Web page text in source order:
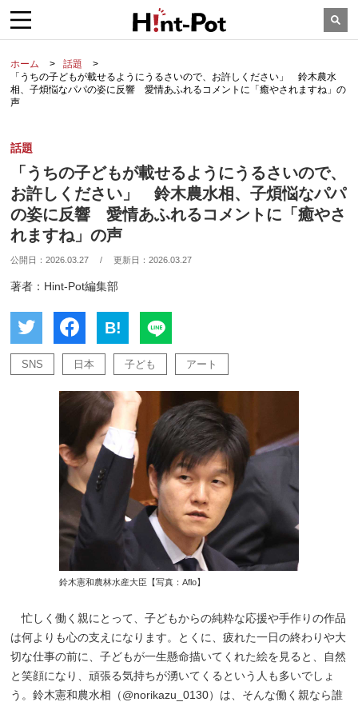
ホーム
話題
「うちの子どもが載せるようにうるさいので、お許しください」 鈴木農水
相、子煩悩なパパの姿に反響 愛情あふれるコメントに「癒やされますね」の
声
話題
「うちの子どもが載せるようにうるさいので、
お許しください」 鈴木農水相、子煩悩なパパ
の姿に反響 愛情あふれるコメントに「癒やさ
れますね」の声
公開日：2026.03.27 / 更新日：2026.03.27
著者：Hint-Pot編集部
B!
SNS 日本 子ども アート
鈴木憲和農林水産大臣【写真：Aflo】
忙しく働く親にとって、子どもからの純粋な応援や手作りの作品
は何よりも心の支えになります。とくに、疲れた一日の終わりや大
切な仕事の前に、子どもが一生懸命描いてくれた絵を見ると、自然
と笑顔になり、頑張る気持ちが湧いてくるという人も多いでしょ
う。鈴木憲和農水相（@norikazu_0130）は、そんな働く親なら誰